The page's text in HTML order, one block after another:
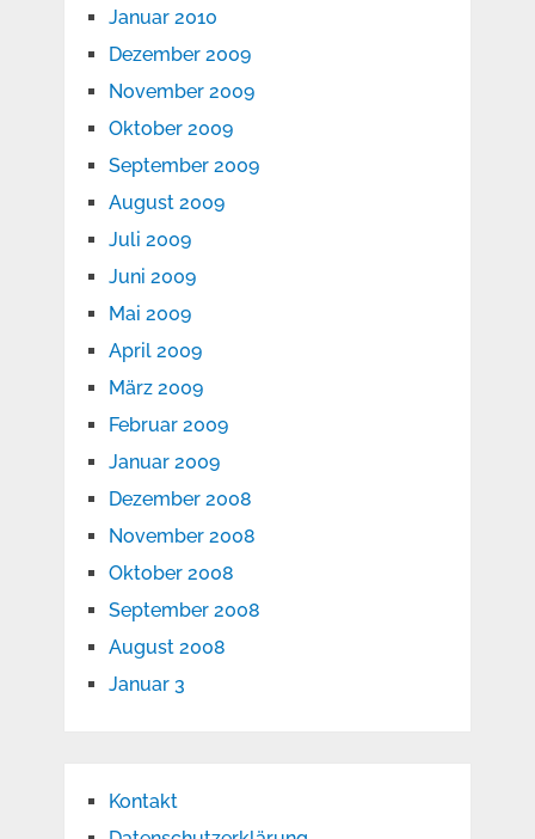
Januar 2010
Dezember 2009
November 2009
Oktober 2009
September 2009
August 2009
Juli 2009
Juni 2009
Mai 2009
April 2009
März 2009
Februar 2009
Januar 2009
Dezember 2008
November 2008
Oktober 2008
September 2008
August 2008
Januar 3
Kontakt